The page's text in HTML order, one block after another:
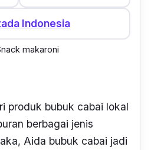
Indonesia
makaroni
produk bubuk cabai lokal
berbagai jenis
Aida bubuk cabai jadi